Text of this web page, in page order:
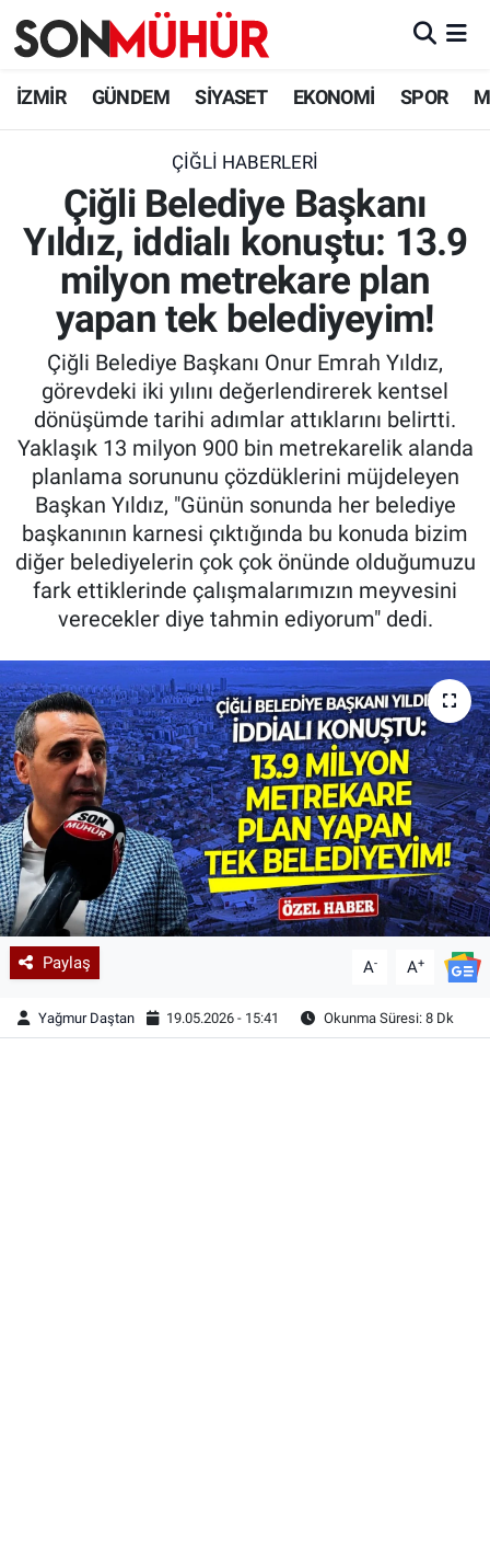
İZMİR GÜNDEM SİYASET EKONOMİ SPOR
ÇIĞLI HABERLERI
Çiğli Belediye Başkanı
Yıldız, iddialı konuştu: 13.9
milyon metrekare plan
yapan tek belediyeyim!
Çiğli Belediye Başkanı Onur Emrah Yıldız,
görevdeki iki yılını değerlendirerek kentsel
dönüşümde tarihi adımlar attıklarını belirtti.
Yaklaşık 13 milyon 900 bin metrekarelik alanda
planlama sorununu çözdüklerini müjdeleyen
Başkan Yıldız, "Günün sonunda her belediye
başkanının karnesi çıktığında bu konuda bizim
diğer belediyelerin çok çok önünde olduğumuzu
fark ettiklerinde çalışmalarımızın meyvesini
verecekler diye tahmin ediyorum" dedi.
Paylaş A- A+
Yağmur Daştan 19.05.2026 - 15:41 Okunma Süresi: 8 Dk
İzmir Nöbetçi Eczaneler
İzmir Namaz Vakitleri
İzmir Trafik Yoğunluk Haritası
Süper Lig Puan Durumu ve Fikstür
Tüm Manşetler
Son Dakika Haberleri
Haber Arşivi